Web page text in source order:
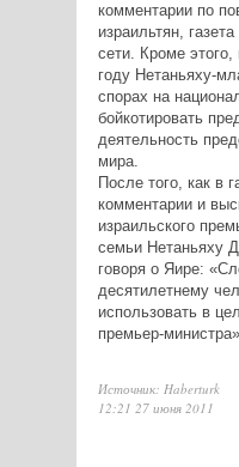
комментарии по
израильтян,
сети. Кроме
году Нетаньяху-
спорах на
бойкотировать
деятельность
мира.
После того, как в
комментарии и
израильского
семьи Нетаньяху
говоря о Яире:
десятилетнему
использовать в
премьер-
Источник: Haberturk
12:21 27 июня 2011